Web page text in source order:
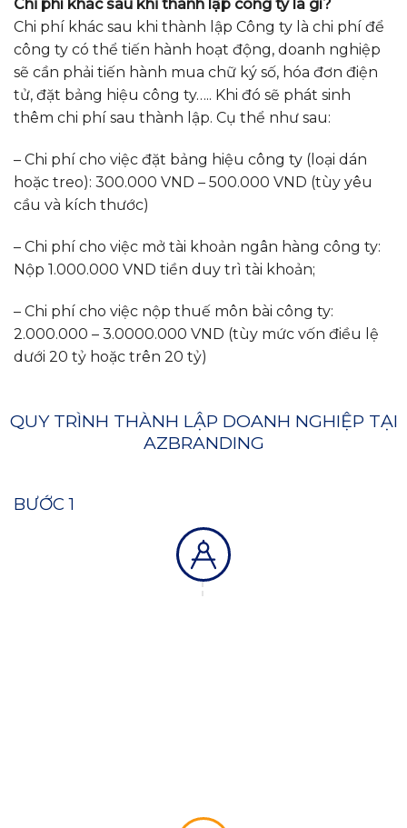
Chi phí khác sau khi thành lập công ty là gì?
Chi phí khác sau khi thành lập Công ty là chi phí để
công ty có thể tiến hành hoạt động, doanh nghiệp
sẽ cần phải tiến hành mua chữ ký số, hóa đơn điện
tử, đặt bảng hiệu công ty….. Khi đó sẽ phát sinh
thêm chi phí sau thành lập. Cụ thể như sau:
– Chi phí cho việc đặt bảng hiệu công ty (loại dán
hoặc treo): 300.000 VND – 500.000 VND (tùy yêu
cầu và kích thước)
– Chi phí cho việc mở tài khoản ngân hàng công ty:
Nộp 1.000.000 VND tiền duy trì tài khoản;
– Chi phí cho việc nộp thuế môn bài công ty:
2.000.000 – 3.0000.000 VND (tùy mức vốn điều lệ
dưới 20 tỷ hoặc trên 20 tỷ)
QUY TRÌNH THÀNH LẬP DOANH NGHIỆP TẠI
AZBRANDING
BƯỚC 1